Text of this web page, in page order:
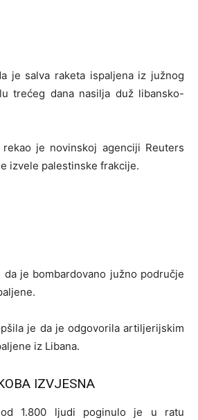
je salva raketa ispaljena iz južnog
trećeg dana nasilja duž libansko-
je novinskoj agenciji Reuters
izvele palestinske frakcije.
je bombardovano južno područje
je da je odgovorila artiljerijskim
iz Libana.
IZVJESNA
od 1.800 ljudi poginulo je u ratu